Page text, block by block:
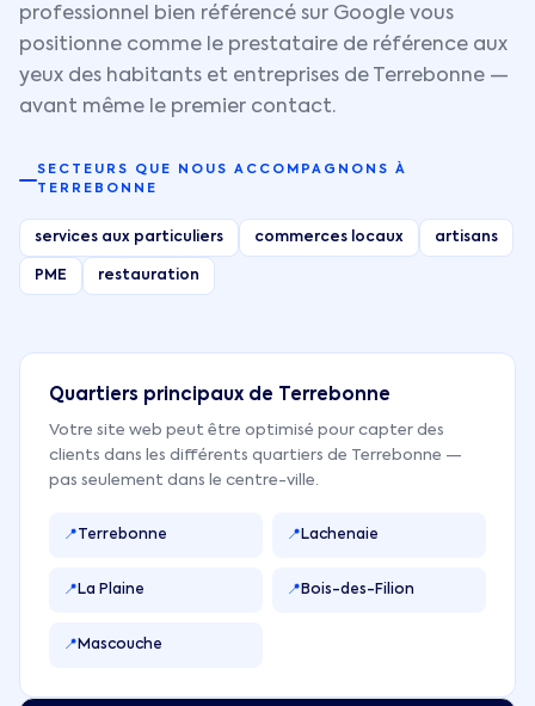
professionnel bien référencé sur Google vous
positionne comme le prestataire de référence aux
yeux des habitants et entreprises de
Terrebonne —
avant même le premier contact.
SECTEURS QUE NOUS ACCOMPAGNONS À
TERREBONNE
services aux particuliers commerces locaux artisans
PME restauration
Quartiers principaux de Terrebonne
Votre site web peut être optimisé pour capter des
clients dans les différents quartiers de Terrebonne —
pas seulement dans le centre-ville.
📍Terrebonne 📍 Lachenaie
📍 La Plaine 📍 Bois-des-Filion
📍 Mascouche